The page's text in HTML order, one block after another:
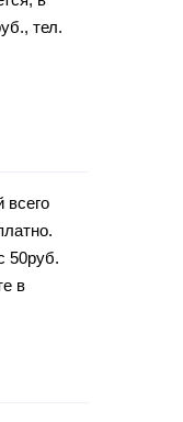
тел.
50руб.
в